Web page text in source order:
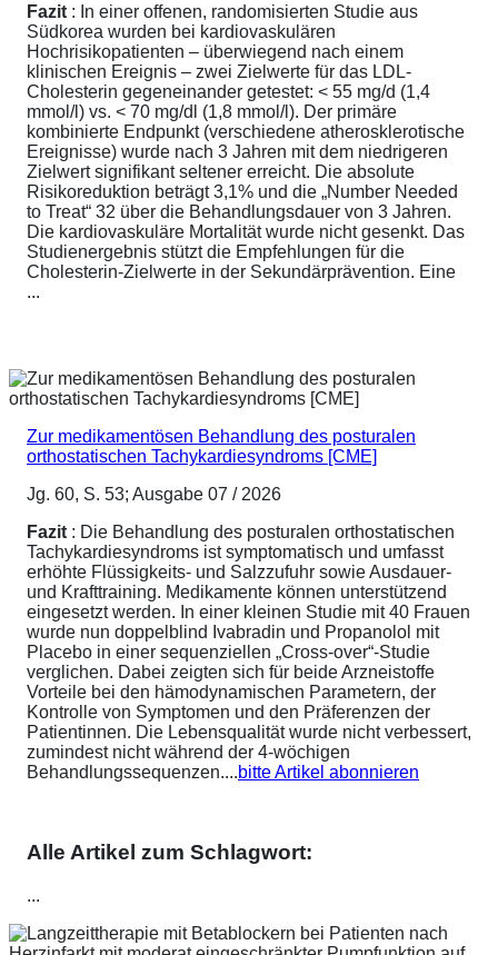
Fazit : In einer offenen, randomisierten Studie aus
Südkorea wurden bei kardiovaskulären
Hochrisikopatienten – überwiegend nach einem
klinischen Ereignis – zwei Zielwerte für das LDL-
Cholesterin gegeneinander getestet: < 55 mg/d (1,4
mmol/l) vs. < 70 mg/dl (1,8 mmol/l). Der primäre
kombinierte Endpunkt (verschiedene atherosklerotische
Ereignisse) wurde nach 3 Jahren mit dem niedrigeren
Zielwert signifikant seltener erreicht. Die absolute
Risikoreduktion beträgt 3,1% und die „Number Needed
to Treat“ 32 über die Behandlungsdauer von 3 Jahren.
Die kardiovaskuläre Mortalität wurde nicht gesenkt. Das
Studienergebnis stützt die Empfehlungen für die
Cholesterin-Zielwerte in der Sekundärprävention. Eine
...
Zur medikamentösen Behandlung des posturalen
orthostatischen Tachykardiesyndroms [CME]
Jg. 60, S. 53; Ausgabe 07 / 2026
Fazit : Die Behandlung des posturalen orthostatischen
Tachykardiesyndroms ist symptomatisch und umfasst
erhöhte Flüssigkeits- und Salzzufuhr sowie Ausdauer-
und Krafttraining. Medikamente können unterstützend
eingesetzt werden. In einer kleinen Studie mit 40 Frauen
wurde nun doppelblind Ivabradin und Propanolol mit
Placebo in einer sequenziellen „Cross-over“-Studie
verglichen. Dabei zeigten sich für beide Arzneistoffe
Vorteile bei den hämodynamischen Parametern, der
Kontrolle von Symptomen und den Präferenzen der
Patientinnen. Die Lebensqualität wurde nicht verbessert,
zumindest nicht während der 4-wöchigen
Behandlungssequenzen....bitte Artikel abonnieren
Alle Artikel zum Schlagwort:
...